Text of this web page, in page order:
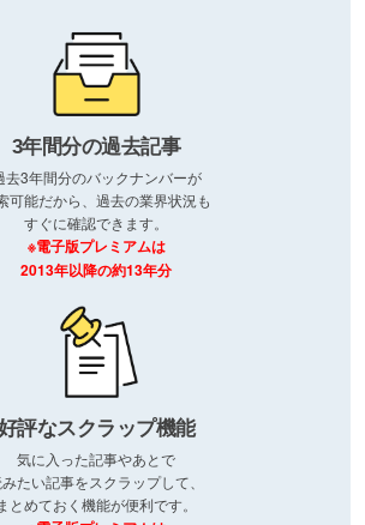
3年間分の過去記事
去3年間分のバックナンバーが
可能だから、過去の業界状況も
すぐに確認できます。
※電子版プレミアムは
2013年以降の約13年分
評なスクラップ機能
気に入った記事やあとで
たい記事をスクラップして、
とめておく機能が便利です。